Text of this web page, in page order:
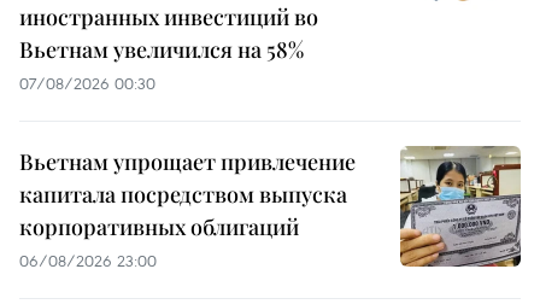
иностранных инвестиций во
Вьетнам увеличился на 58%
07/08/2026 00:30
Вьетнам упрощает привлечение
капитала посредством выпуска
корпоративных облигаций
06/08/2026 23:00